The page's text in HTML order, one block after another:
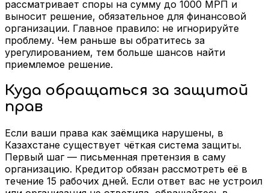
рассматривает споры на сумму до 1000 МРП и
выносит решение, обязательное для финансовой
организации. Главное правило: не игнорируйте
проблему. Чем раньше вы обратитесь за
урегулированием, тем больше шансов найти
приемлемое решение.
Куда обращаться за защитой
прав
Если ваши права как заёмщика нарушены, в
Казахстане существует чёткая система защиты.
Первый шаг — письменная претензия в саму
организацию. Кредитор обязан рассмотреть её в
течение 15 рабочих дней. Если ответ вас не устроил